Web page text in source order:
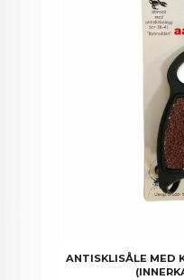
ANTISKLISÅLE MED